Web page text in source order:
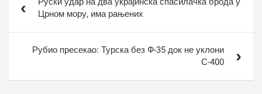
чланкаЦрном мору, има рањених
Рубио пресекао: Турска без Ф-35 док не уклони
С-400